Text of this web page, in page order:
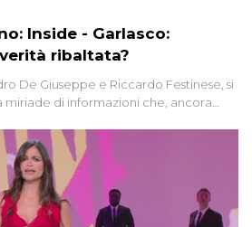
Inside - Garlasco:
ribaltata?
De Giuseppe e Riccardo Festinese, si
miriade di informazioni che, ancora
ultimi anni. Lo speciale ricostruisce la
testimonianze, errori, dettagli
di un'indagine che sembra non avere